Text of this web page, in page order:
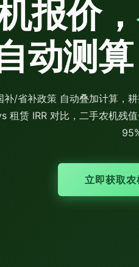
报价，
动测算
/省补政策 自动叠加计算，
租赁 IRR 对比，二手农机残
立即获取